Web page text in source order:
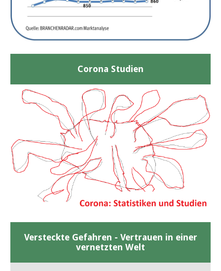
Corona Studien
Versteckte Gefahren - Vertrauen in einer
vernetzten Welt